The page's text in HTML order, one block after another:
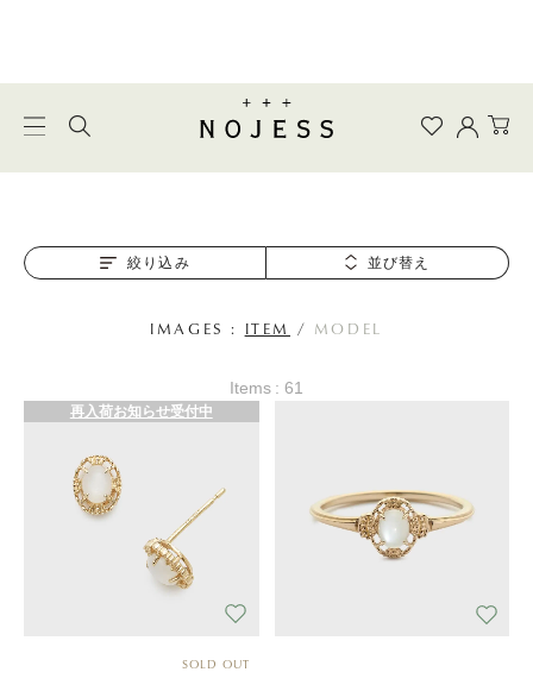
絞り込み 並び替え
IMAGES : ITEM / MODEL
Items : 61
再入荷お知らせ受付中
SOLD OUT